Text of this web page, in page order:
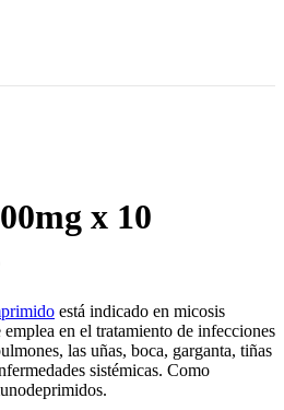
x 10
está indicado en micosis
en el tratamiento de infecciones
las uñas, boca, garganta, tiñas
sistémicas. Como